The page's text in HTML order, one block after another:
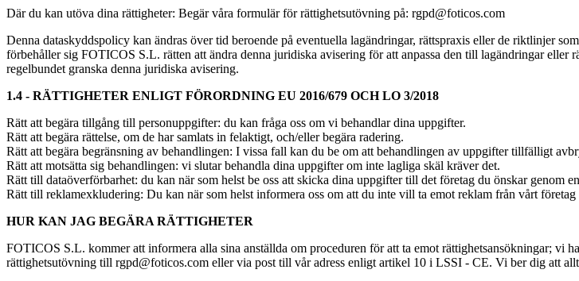
Där du kan utöva dina rättigheter: Begär våra formulär för rättighetsutövning på: rgpd@foticos.com
Denna dataskyddspolicy kan ändras över tid beroende på eventuella lagändringar, rättspraxis eller de riktlinjer
förbehåller sig FOTICOS S.L. rätten att ändra denna juridiska avisering för att anpassa den till lagändringar
regelbundet granska denna juridiska avisering.
1.4 - RÄTTIGHETER ENLIGT FÖRORDNING EU 2016/679 OCH LO 3/2018
Rätt att begära tillgång till personuppgifter: du kan fråga oss om vi behandlar dina uppgifter.
Rätt att begära rättelse, om de har samlats in felaktigt, och/eller begära radering.
Rätt att begära begränsning av behandlingen: I vissa fall kan du be om att behandlingen av uppgifter tillfälligt
Rätt att motsätta sig behandlingen: vi slutar behandla dina uppgifter om inte lagliga skäl kräver det.
Rätt till dataöverförbarhet: du kan när som helst be oss att skicka dina uppgifter till det företag du önskar genom
Rätt till reklamexkludering: Du kan när som helst informera oss om att du inte vill ta emot reklam från vårt företag
HUR KAN JAG BEGÄRA RÄTTIGHETER
FOTICOS S.L. kommer att informera alla sina anställda om proceduren för att ta emot rättighetsansökningar; vi
rättighetsutövning till rgpd@foticos.com eller via post till vår adress enligt artikel 10 i LSSI - CE. Vi ber dig att